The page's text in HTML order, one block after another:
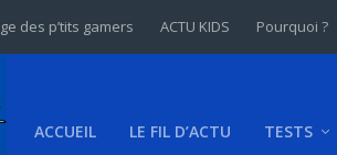
des p’tits gamers ACTU KIDS Pourquoi ?
ACCUEIL LE FIL D’ACTU TESTS